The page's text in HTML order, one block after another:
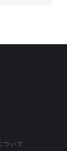
ついて